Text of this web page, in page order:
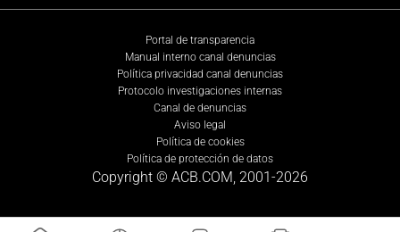
Portal de transparencia
Manual interno canal denuncias
Política privacidad canal denuncias
Protocolo investigaciones internas
Canal de denuncias
Aviso legal
Política de cookies
Política de protección de datos
Copyright © ACB.COM, 2001-2026